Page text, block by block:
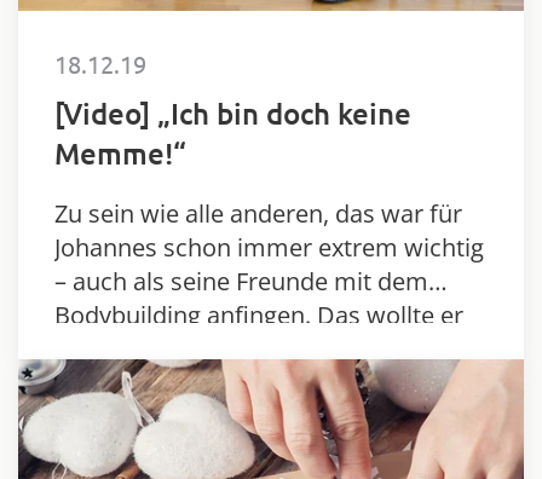
18.12.19
[Video] „Ich bin doch keine
Memme!“
Zu sein wie alle anderen, das war für
Johannes schon immer extrem wichtig
– auch als seine Freunde mit dem
Bodybuilding anfingen. Das wollte er
nicht verbieten lassen.